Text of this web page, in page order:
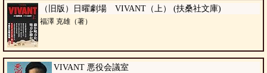
（旧版）日曜劇場 VIVANT（上） (扶桑社文庫)
福澤 克雄（著）
VIVANT 悪役会議室